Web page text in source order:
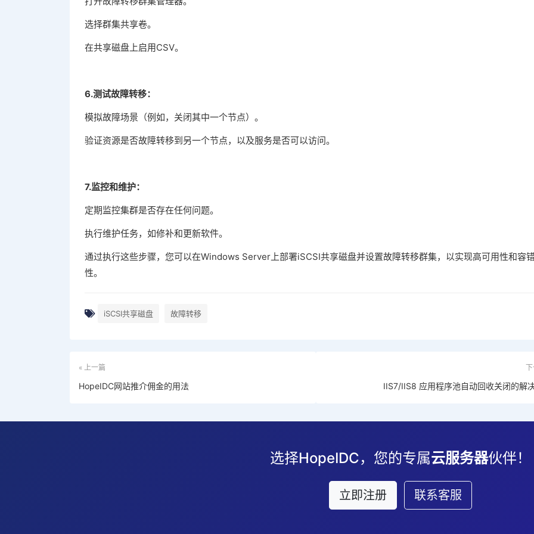
选择群集共享卷。
在共享磁盘上启用CSV。
6.测试故障转移：
模拟故障场景（例如，关闭其中一个节点）。
验证资源是否故障转移到另一个节点，以及服务是否可以访问。
7.监控和维护：
定期监控集群是否存在任何问题。
执行维护任务，如修补和更新软件。
通过执行这些步骤，您可以在Windows Server上部署iSCSI共享磁盘并设置故障转移群集，以实现高可用性和容
性。
iSCSI共享磁盘 故障转移
« 上一篇
HopeIDC网站推介佣金的用法 IIS7/IIS8 应用程序池自动回收关闭的解
选择HopeIDC，您的专属云服务器伙伴！
立即注册 联系客服